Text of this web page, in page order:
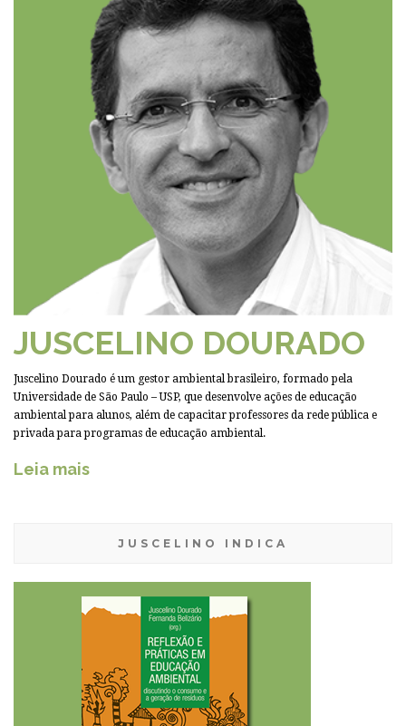
JUSCELINO DOURADO
Juscelino Dourado é um gestor ambiental brasileiro, formado pela
Universidade de São Paulo – USP, que desenvolve ações de educação
ambiental para alunos, além de capacitar professores da rede pública e
privada para programas de educação ambiental.
Leia mais
JUSCELINO INDICA